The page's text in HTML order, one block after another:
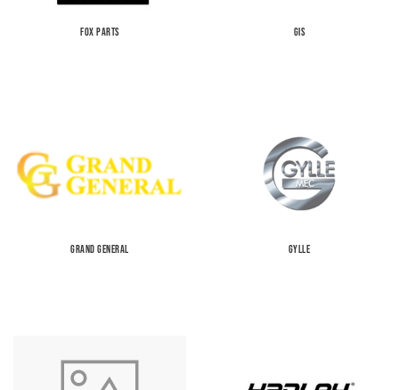
FOX PARTS GIS
GRAND GENERAL GYLLE